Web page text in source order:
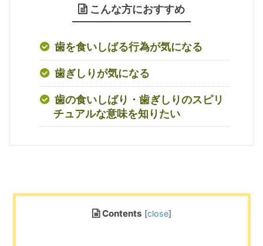
こんな方におすすめ
歯を食いしばる行為が気になる
歯ぎしりが気になる
歯の食いしばり・歯ぎしりのスピリ
チュアルな意味を知りたい
Contents [close]